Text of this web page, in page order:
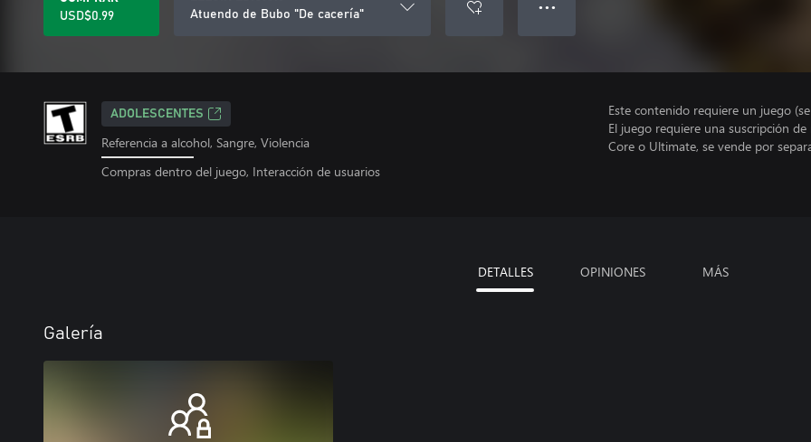
USD$0.99
Atuendo de Bubo "De cacería"
● ● ●
ADOLESCENTES
Referencia a alcohol, Sangre, Violencia
Compras dentro del juego, Interacción de usuarios
Este contenido requiere un juego
El juego requiere una suscripción
Core o Ultimate, se vende por
DETALLES OPINIONES MÁS
Galería